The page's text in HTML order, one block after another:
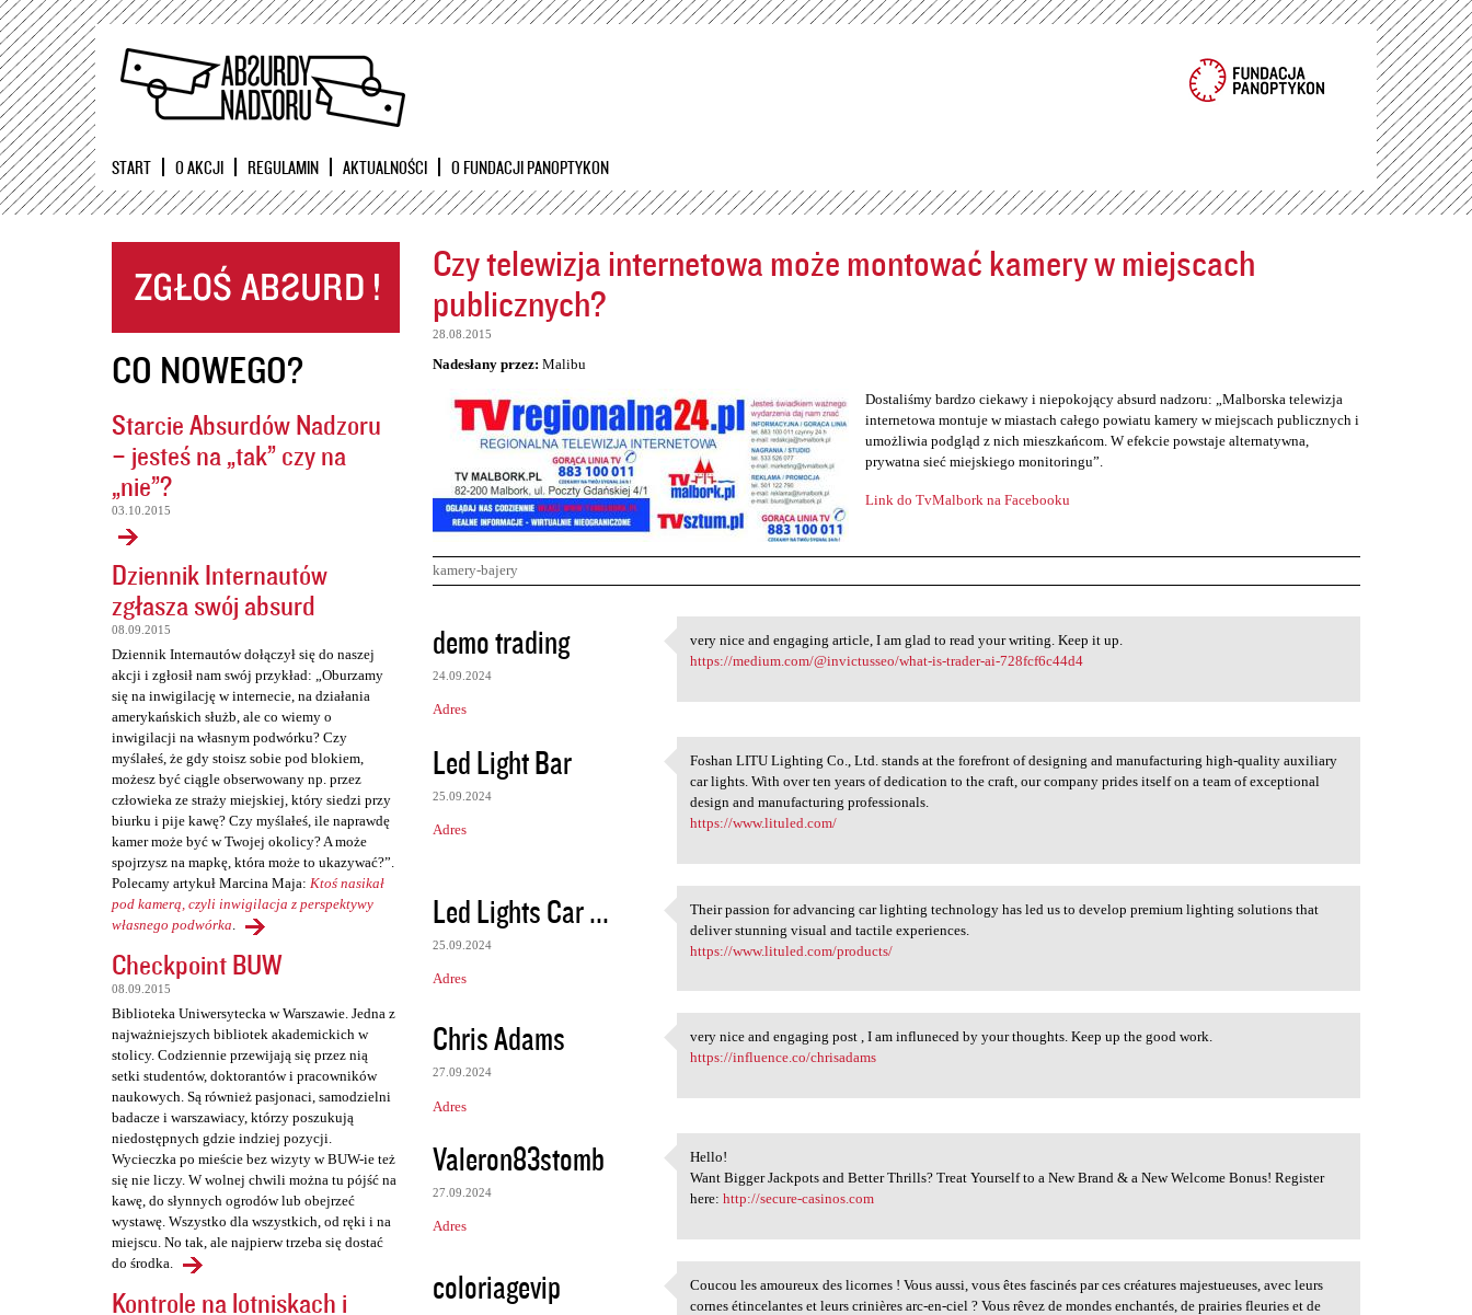
Przejdź
START O AKCJI REGULAMIN AKTUALNOŚCI O FUNDACJI PANOPTYKON
CO NOWEGO?
Starcie Absurdów Nadzoru
– jesteś na „tak” czy na
„nie”?
03.10.2015
Dziennik Internautów
zgłasza swój absurd
08.09.2015
Dziennik Internautów dołączył się do naszej
akcji i zgłosił nam swój przykład: „Oburzamy
się na inwigilację w internecie, na działania
amerykańskich służb, ale co wiemy o
inwigilacji na własnym podwórku? Czy
myślałeś, że gdy stoisz sobie pod blokiem,
możesz być ciągle obserwowany np. przez
człowieka ze straży miejskiej, który siedzi przy
biurku i pije kawę? Czy myślałeś, ile naprawdę
kamer może być w Twojej okolicy? A może
spojrzysz na mapkę, która może to ukazywać?”.
Polecamy artykuł Marcina Maja: Ktoś nasikał
pod kamerą, czyli inwigilacja z perspektywy
własnego podwórka.
Checkpoint BUW
08.09.2015
Biblioteka Uniwersytecka w Warszawie. Jedna z
najważniejszych bibliotek akademickich w
stolicy. Codziennie przewijają się przez nią
setki studentów, doktorantów i pracowników
naukowych. Są również pasjonaci, samodzielni
badacze i warszawiacy, którzy poszukują
niedostępnych gdzie indziej pozycji.
Wycieczka po mieście bez wizyty w BUW-ie też
się nie liczy. W wolnej chwili można tu pójść na
kawę, do słynnych ogrodów lub obejrzeć
wystawę. Wszystko dla wszystkich, od ręki i na
miejscu. No tak, ale najpierw trzeba się dostać
do środka.
Kontrole na lotniskach i
Czy telewizja internetowa może montować kamery w miejscach
publicznych?
28.08.2015
Nadesłany przez: Malibu
Dostaliśmy bardzo ciekawy i niepokojący absurd nadzoru: „Malborska telewizja
internetowa montuje w miastach całego powiatu kamery w miejscach publicznych i
umożliwia podgląd z nich mieszkańcom. W efekcie powstaje alternatywna,
prywatna sieć miejskiego monitoringu”.
Link do TvMalbork na Facebooku
kamery-bajery
K
o
m
e
n
t
r
e
demo trading
24.09.2024
Adres
very nice and engaging
very nice and engaging article, I am glad to read your writing. Keep it up.
https://medium.com/@invictusseo/what-is-trader-ai-728fcf6c44d4
Led Light Bar
25.09.2024
Adres
Foshan LITU Lighting Co., Ltd
Foshan LITU Lighting Co., Ltd. stands at the forefront of designing and manufacturing high-quality auxiliary
car lights. With over ten years of dedication to the craft, our company prides itself on a team of exceptional
design and manufacturing professionals.
https://www.lituled.com/
Led Lights Car ...
25.09.2024
Adres
Their passion for advancing
Their passion for advancing car lighting technology has led us to develop premium lighting solutions that
deliver stunning visual and tactile experiences.
https://www.lituled.com/products/
Chris Adams
27.09.2024
Adres
very nice and engaging post ,
very nice and engaging post , I am influneced by your thoughts. Keep up the good work.
https://influence.co/chrisadams
Valeron83stomb
27.09.2024
Adres
Hello!
Hello!
Want Bigger Jackpots and Better Thrills? Treat Yourself to a New Brand & a New Welcome Bonus! Register
here:http://secure-casinos.com
coloriagevip Coucou les amoureux des
Coucou les amoureux des licornes ! Vous aussi, vous êtes fascinés par ces créatures majestueuses, avec leurs
cornes étincelantes et leurs crinières arc-en-ciel ? Vous rêvez de mondes enchantés, de prairies fleuries et de